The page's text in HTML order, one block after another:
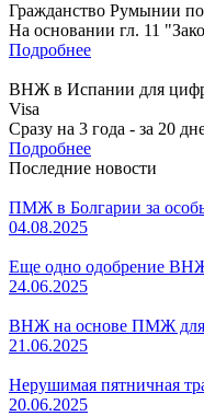
Гражданство Румынии
На основании гл. 11
Подробнее
ВНЖ в Испании для
Visa
Сразу на 3 года - за 20
Подробнее
Последние новости
ПМЖ в Болгарии за
04.08.2025
Еще одно одобрение
24.06.2025
ВНЖ на основе ПМЖ для
21.06.2025
Нерушимая пятничная
20.06.2025